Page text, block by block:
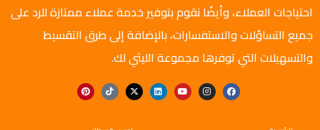
احتياجات العملاء، وأيضًا نقوم بتوفير خدمة عملاء ممتازة للرد على
جميع التساؤلات والاستفسارات، بالإضافة إلى طرق التقسيط
والتسهيلات التي توفرها مجموعة الليثي لك.